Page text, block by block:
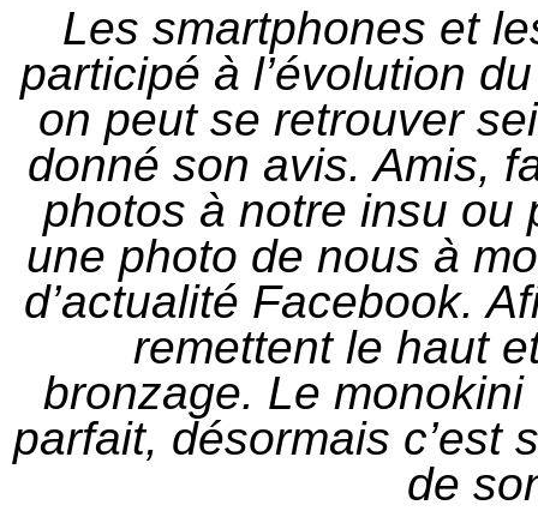
Les smartphones et
participé à l’évolution
on peut se retrouver
donné son avis. Amis,
photos à notre insu ou
une photo de nous à
d’actualité Facebook.
remettent le haut
bronzage. Le
parfait, désormais c’est
de